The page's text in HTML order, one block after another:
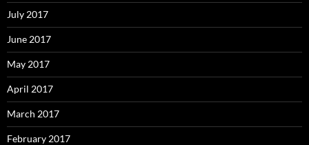
July 2017
June 2017
May 2017
April 2017
March 2017
February 2017